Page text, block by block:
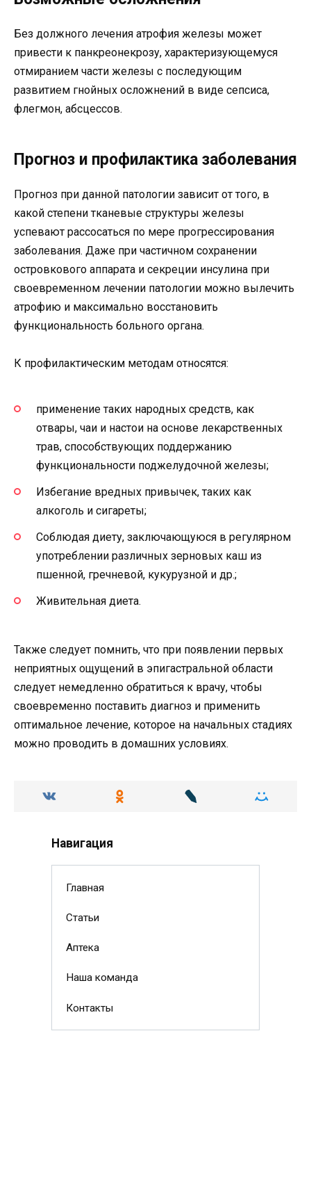
Без должного лечения атрофия железы может
привести к панкреонекрозу, характеризующемуся
отмиранием части железы с последующим
развитием гнойных осложнений в виде сепсиса,
флегмон, абсцессов.
Прогноз и профилактика заболевания
Прогноз при данной патологии зависит от того, в
какой степени тканевые структуры железы
успевают рассосаться по мере прогрессирования
заболевания. Даже при частичном сохранении
островкового аппарата и секреции инсулина при
своевременном лечении патологии можно вылечить
атрофию и максимально восстановить
функциональность больного органа.
К профилактическим методам относятся:
применение таких народных средств, как
отвары, чаи и настои на основе лекарственных
трав, способствующих поддержанию
функциональности поджелудочной железы;
Избегание вредных привычек, таких как
алкоголь и сигареты;
Соблюдая диету, заключающуюся в регулярном
употреблении различных зерновых каш из
пшенной, гречневой, кукурузной и др.;
Живительная диета.
Также следует помнить, что при появлении первых
неприятных ощущений в эпигастральной области
следует немедленно обратиться к врачу, чтобы
своевременно поставить диагноз и применить
оптимальное лечение, которое на начальных стадиях
можно проводить в домашних условиях.
Навигация
Главная
Статьи
Аптека
Наша команда
Контакты